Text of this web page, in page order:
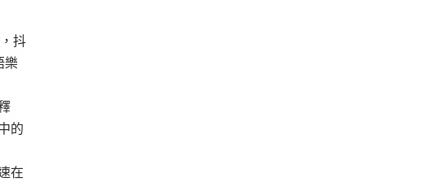
抖
樂
的
在